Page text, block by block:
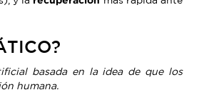
basada en la idea de que los
humana.